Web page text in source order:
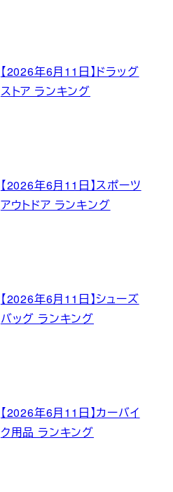
【2026年6月11日】ドラッグ
ストア ランキング
【2026年6月11日】スポーツ
アウトドア ランキング
【2026年6月11日】シューズ
バッグ ランキング
【2026年6月11日】カーバイ
ク用品 ランキング